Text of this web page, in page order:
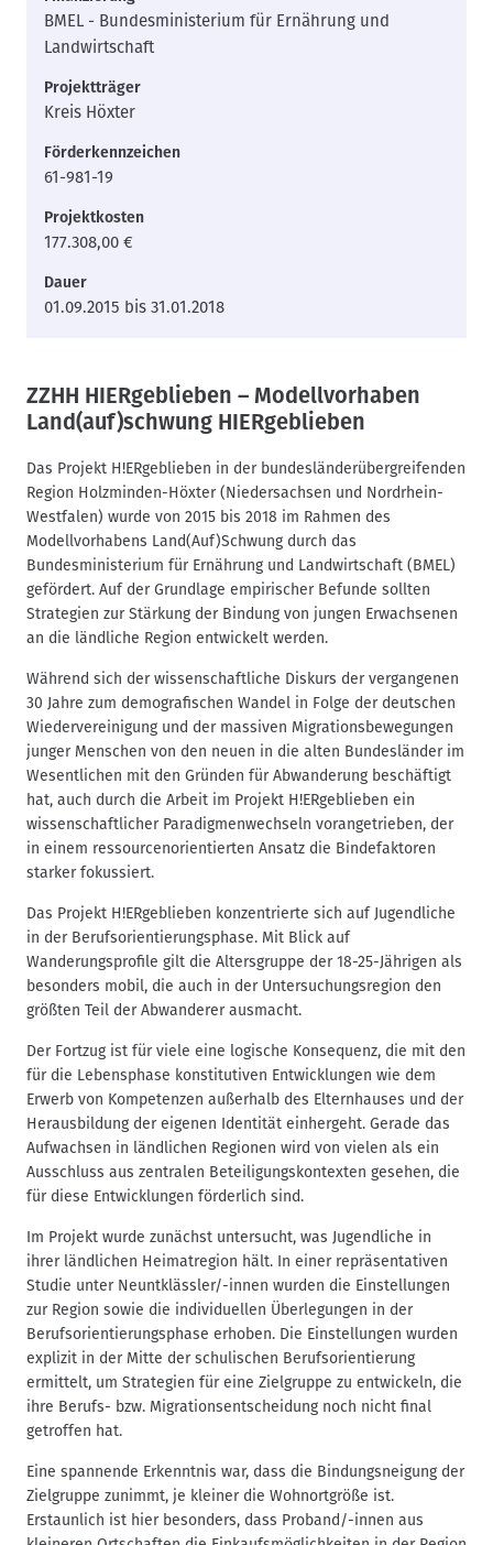
BMEL - Bundesministerium für Ernährung und
Landwirtschaft
Projektträger
Kreis Höxter
Förderkennzeichen
61-981-19
Projektkosten
177.308,00 €
Dauer
01.09.2015 bis 31.01.2018
ZZHH HIERgeblieben – Modellvorhaben
Land(auf)schwung HIERgeblieben
Das Projekt H!ERgeblieben in der bundesländerübergreifenden
Region Holzminden-Höxter (Niedersachsen und Nordrhein-
Westfalen) wurde von 2015 bis 2018 im Rahmen des
Modellvorhabens Land(Auf)Schwung durch das
Bundesministerium für Ernährung und Landwirtschaft (BMEL)
gefördert. Auf der Grundlage empirischer Befunde sollten
Strategien zur Stärkung der Bindung von jungen Erwachsenen
an die ländliche Region entwickelt werden.
Während sich der wissenschaftliche Diskurs der vergangenen
30 Jahre zum demografischen Wandel in Folge der deutschen
Wiedervereinigung und der massiven Migrationsbewegungen
junger Menschen von den neuen in die alten Bundesländer im
Wesentlichen mit den Gründen für Abwanderung beschäftigt
hat, auch durch die Arbeit im Projekt H!ERgeblieben ein
wissenschaftlicher Paradigmenwechseln vorangetrieben, der
in einem ressourcenorientierten Ansatz die Bindefaktoren
starker fokussiert.
Das Projekt H!ERgeblieben konzentrierte sich auf Jugendliche
in der Berufsorientierungsphase. Mit Blick auf
Wanderungsprofile gilt die Altersgruppe der 18-25-Jährigen als
besonders mobil, die auch in der Untersuchungsregion den
größten Teil der Abwanderer ausmacht.
Der Fortzug ist für viele eine logische Konsequenz, die mit den
für die Lebensphase konstitutiven Entwicklungen wie dem
Erwerb von Kompetenzen außerhalb des Elternhauses und der
Herausbildung der eigenen Identität einhergeht. Gerade das
Aufwachsen in ländlichen Regionen wird von vielen als ein
Ausschluss aus zentralen Beteiligungskontexten gesehen, die
für diese Entwicklungen förderlich sind.
Im Projekt wurde zunächst untersucht, was Jugendliche in
ihrer ländlichen Heimatregion hält. In einer repräsentativen
Studie unter Neuntklässler/-innen wurden die Einstellungen
zur Region sowie die individuellen Überlegungen in der
Berufsorientierungsphase erhoben. Die Einstellungen wurden
explizit in der Mitte der schulischen Berufsorientierung
ermittelt, um Strategien für eine Zielgruppe zu entwickeln, die
ihre Berufs- bzw. Migrationsentscheidung noch nicht final
getroffen hat.
Eine spannende Erkenntnis war, dass die Bindungsneigung der
Zielgruppe zunimmt, je kleiner die Wohnortgröße ist.
Erstaunlich ist hier besonders, dass Proband/-innen aus